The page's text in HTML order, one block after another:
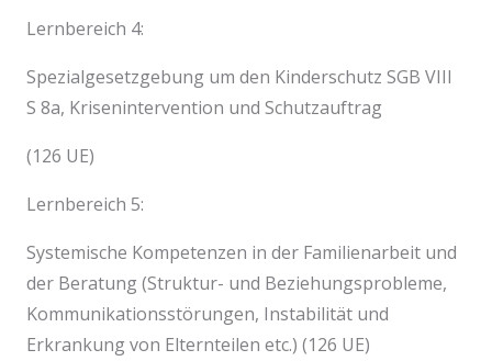
Lernbereich 4:
Spezialgesetzgebung um den Kinderschutz SGB VIII
S 8a, Krisenintervention und Schutzauftrag
(126 UE)
Lernbereich 5:
Systemische Kompetenzen in der Familienarbeit und
der Beratung (Struktur- und Beziehungsprobleme,
Kommunikationsstörungen, Instabilität und
Erkrankung von Elternteilen etc.) (126 UE)